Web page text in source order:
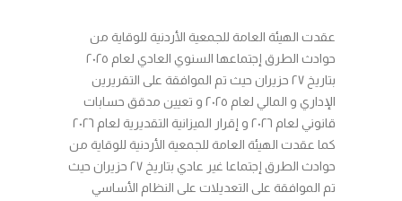
عقدت الهيئة العامة للجمعية الأردنية للوقاية من
حوادث الطرق إجتماعها السنوي العادي لعام ٢٠٢٥
بتاريخ ٢٧ حزيران حيث تم الموافقة على التقريرين
الإداري و المالي لعام ٢٠٢٥ و تعيين مدقق حسابات
قانوني لعام ٢٠٢٦ و إقرار الميزانية التقديرية لعام ٢٠٢٦
كما عقدت الهيئة العامة للجمعية الأردنية للوقاية من
حوادث الطرق إجتماعا غير عادي بتاريخ ٢٧ حزيران حيث
تم الموافقة على التعديلات على النظام الأساسي